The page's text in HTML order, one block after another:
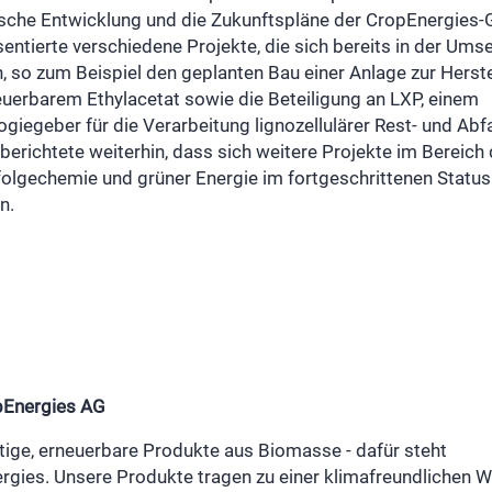
Entwicklung und die Zukunftspläne der CropEnergies-
verschiedene Projekte, die sich bereits in der
so zum Beispiel den geplanten Bau einer Anlage zur
Ethylacetat sowie die Beteiligung an LXP, einem
für die Verarbeitung lignozellulärer Rest- und
weiterhin, dass sich weitere Projekte im Bereich
und grüner Energie im fortgeschrittenen Status
AG
erneuerbare Produkte aus Biomasse - dafür steht
Unsere Produkte tragen zu einer klimafreundlichen